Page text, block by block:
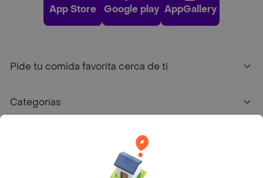
App Store Google play AppGallery
Pide tu comida favorita cerca de ti
Categorías